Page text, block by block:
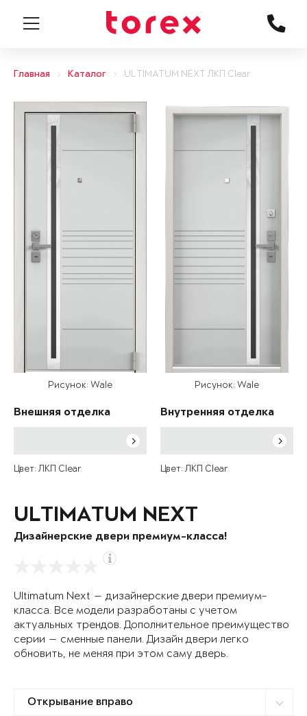
Главная Каталог ULTIMATUM NEXT ЛКП Clear
Рисунок: Wale
Внешняя отделка
Цвет: ЛКП Clear
Рисунок: Wale
Внутренняя отделка
Цвет: ЛКП Clear
ULTIMATUM NEXT
Дизайнерские двери премиум-класса!
Ultimatum Next — дизайнерские двери премиум-
класса. Все модели разработаны с учетом
актуальных трендов. Дополнительное преимущество
серии — сменные панели. Дизайн двери легко
обновить, не меняя при этом саму дверь.